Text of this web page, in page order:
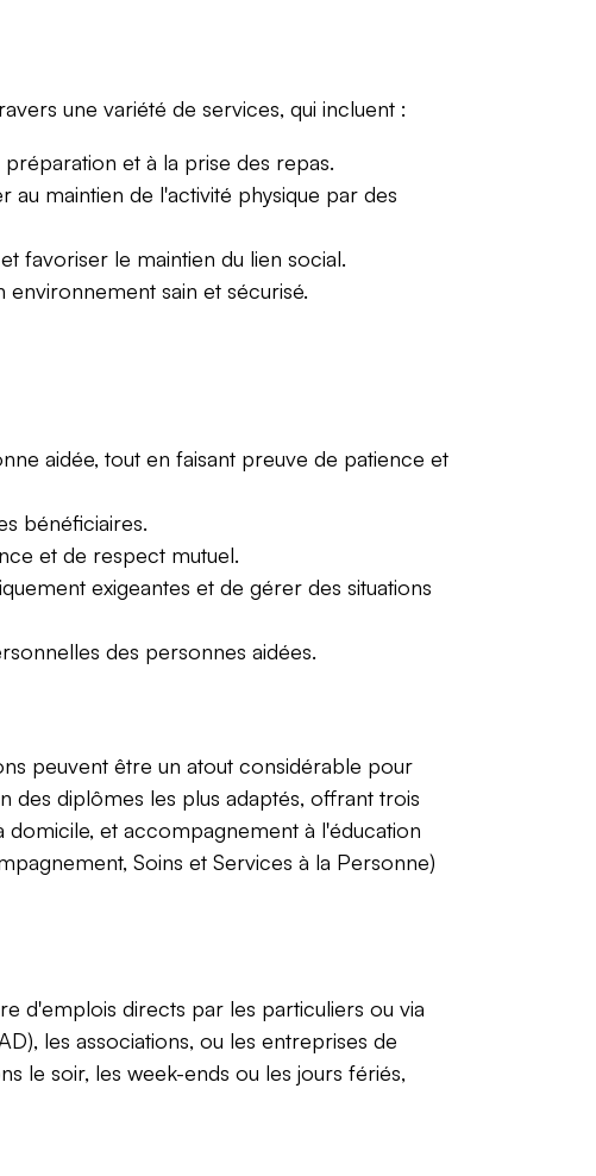
une variété de services, qui incluent :
et à la prise des repas.
maintien de l'activité physique par des
favoriser le maintien du lien social.
sain et sécurisé.
aidée, tout en faisant preuve de patience et
bénéficiaires.
et de respect mutuel.
exigeantes et de gérer des situations
des personnes aidées.
peuvent être un atout considérable pour
des diplômes les plus adaptés, offrant trois
et accompagnement à l'éducation
Soins et Services à la Personne)
d'emplois directs par les particuliers ou via
les associations, ou les entreprises de
le soir, les week-ends ou les jours fériés,